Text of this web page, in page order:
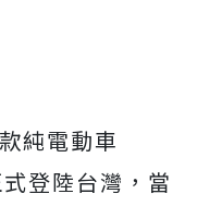
純電動車
登陸台灣，當